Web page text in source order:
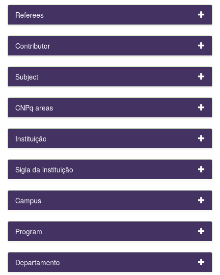
Referees
Contributor
Subject
CNPq areas
Instituição
Sigla da instituição
Campus
Program
Departamento